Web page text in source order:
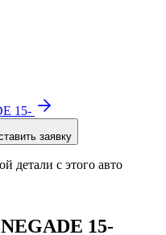
15-
заявку
детали с этого авто
15-